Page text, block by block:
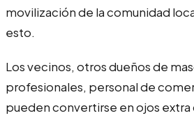
movilización de la comunidad
esto.
Los vecinos, otros dueños de
profesionales, personal de
pueden convertirse en ojos extra